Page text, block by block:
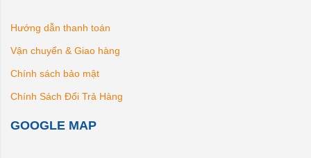
Hướng dẫn thanh toán
Vận chuyển & Giao hàng
Chính sách bảo mật
Chính Sách Đổi Trả Hàng
GOOGLE MAP